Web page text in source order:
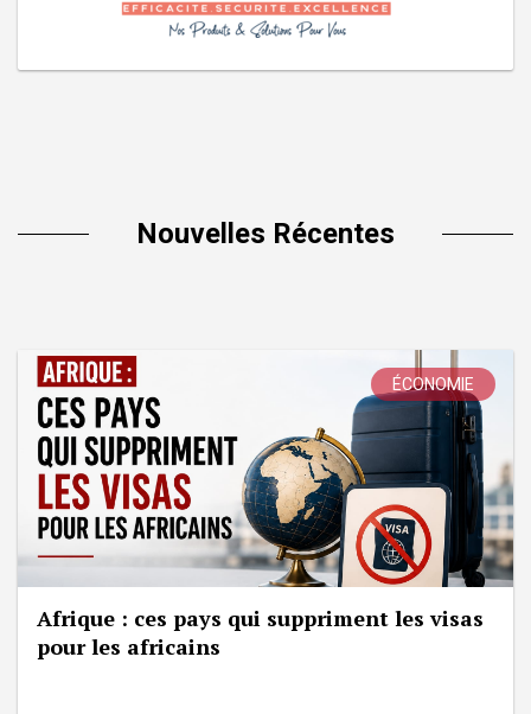
Nouvelles Récentes
ÉCONOMIE
Afrique : ces pays qui suppriment les visas
pour les africains